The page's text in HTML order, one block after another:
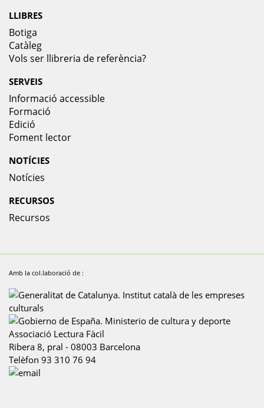
LLIBRES
Botiga
Catàleg
Vols ser llibreria de referència?
SERVEIS
Informació accessible
Formació
Edició
Foment lector
NOTÍCIES
Notícies
RECURSOS
Recursos
Amb la col.laboració de :
Associació Lectura Fàcil
Ribera 8, pral - 08003 Barcelona
Telèfon 93 310 76 94